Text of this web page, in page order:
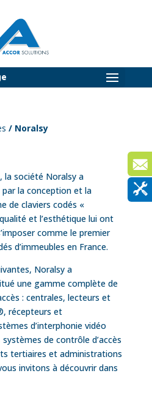
/ Noralsy
la société Noralsy a
la conception et la
de claviers codés «
et l’esthétique lui ont
comme le premier
d’immeubles en France.
Noralsy a
une gamme complète de
: centrales, lecteurs et
récepteurs et
d’interphonie vidéo
de contrôle d’accès
tertiaires et administrations
invitons à découvrir dans